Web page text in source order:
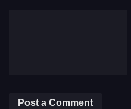
Post a Comment